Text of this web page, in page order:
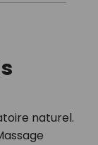
naturel.